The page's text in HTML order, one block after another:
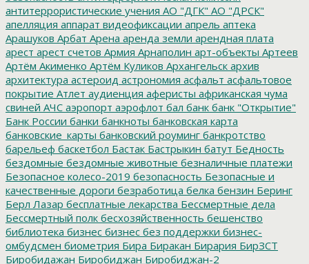
антитеррористические учения АО "ДГК" АО "ДРСК"
апелляция аппарат видеофиксации апрель аптека
Арашуков Арбат Арена аренда земли арендная плата
арест арест счетов Армия Арнаполин арт-объекты Артеев
Артём Акименко Артём Куликов Архангельск архив
архитектура астероид астрономия асфальт асфальтовое
покрытие Атлет аудиенция аферисты африканская чума
свиней АЧС аэропорт аэрофлот бал банк банк "Открытие"
Банк России банки банкноты банковская карта
банковские_карты банковский роуминг банкротство
барельеф баскетбол Бастак Бастрыкин батут Бедность
бездомные бездомные животные безналичные платежи
Безопасное колесо-2019 безопасность Безопасные и
качественные дороги безработица белка бензин Беринг
Берл Лазар бесплатные лекарства Бессмертные дела
Бессмертный полк бесхозяйственность бешенство
библиотека бизнес бизнес без поддержки бизнес-
омбудсмен биометрия Бира Биракан Бирария БирЗСТ
Биробидажан Биробиджан Биробиджан-2